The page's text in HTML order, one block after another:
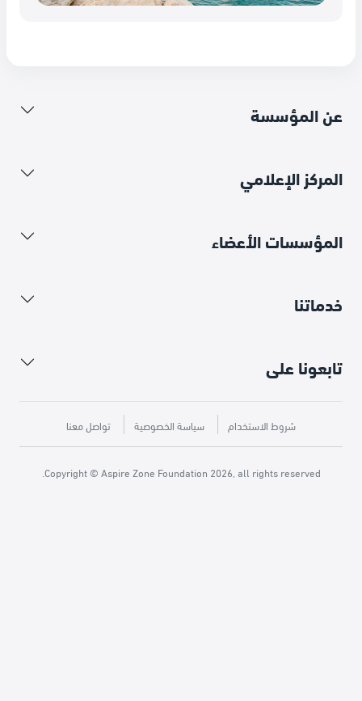
عن المؤسسة
المركز الإعلامي
المؤسسات الأعضاء
خدماتنا
تابعونا على
شروط الاستخدام سياسة الخصوصية تواصل معنا
Copyright © Aspire Zone Foundation 2026, all rights reserved.